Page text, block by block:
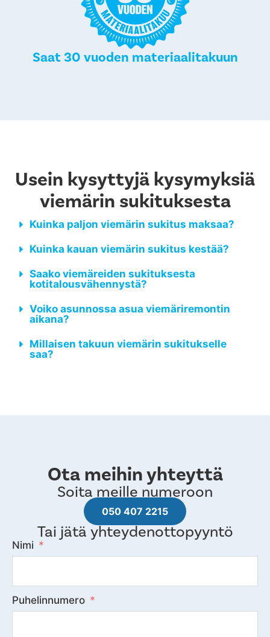
Saat 30 vuoden materiaalitakuun
Usein kysyttyjä kysymyksiä
viemärin sukituksesta
Kuinka paljon viemärin sukitus maksaa?
Kuinka kauan viemärin sukitus kestää?
Saako viemäreiden sukituksesta
kotitalousvähennystä?
Voiko asunnossa asua viemäriremontin
aikana?
Millaisen takuun viemärin sukitukselle
saa?
Ota meihin yhteyttä
Soita meille numeroon
050 407 2215
Tai jätä yhteydenottopyyntö
Nimi
Puhelinnumero